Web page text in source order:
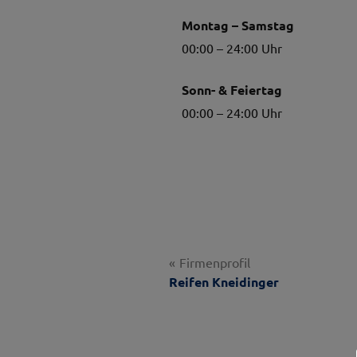
Montag – Samstag
00:00 – 24:00 Uhr
Sonn- & Feiertag
00:00 – 24:00 Uhr
Firmenprofil
Reifen Kneidinger